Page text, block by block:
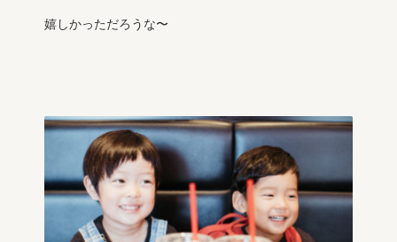
嬉しかっただろうな〜